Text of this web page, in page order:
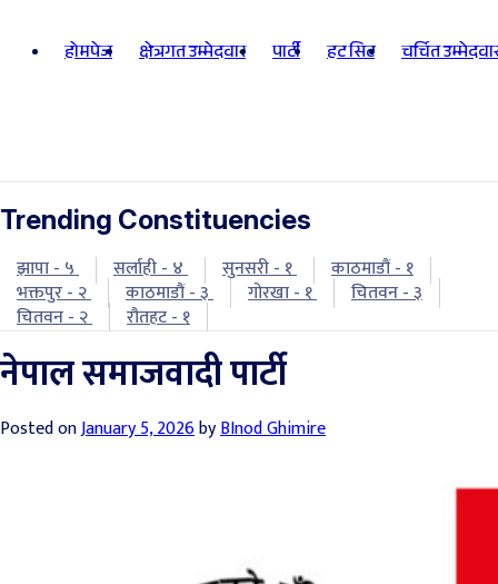
होमपेज क्षेत्रगत उम्मेदवार पार्टी हट सिट चर्चित
Trending Constituencies
झापा - ५ सर्लाही - ४ सुनसरी - १
काठमाडौं - १
भक्तपुर - २
काठमाडौं - ३ गोरखा - १
चितवन - ३
चितवन - २
रौतहट - १
नेपाल समाजवादी पार्टी
Posted onJanuary 5, 2026byBInod Ghimire